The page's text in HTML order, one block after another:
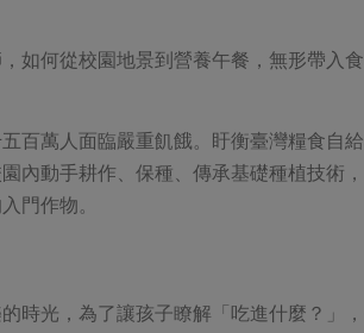
如何從校園地景到營養午餐，無形帶入
百萬人面臨嚴重飢餓。盱衡臺灣糧食自給
內動手耕作、保種、傳承基礎種植技術
門作物。
時光，為了讓孩子瞭解「吃進什麼？」